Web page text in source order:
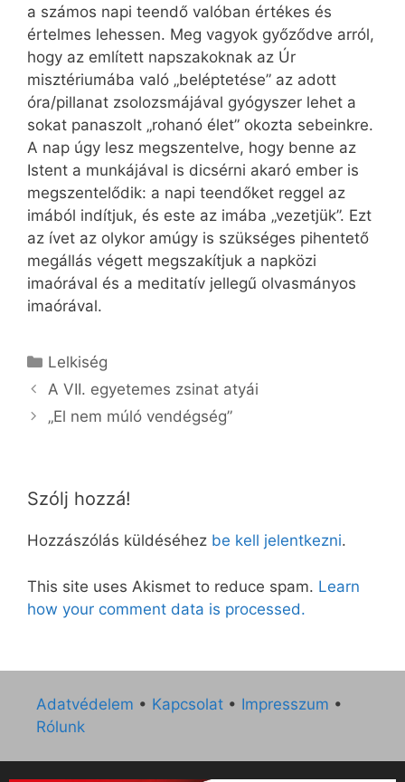
a számos napi teendő valóban értékes és
értelmes lehessen. Meg vagyok győződve arról,
hogy az említett napszakoknak az Úr
misztériumába való „beléptetése” az adott
óra/pillanat zsolozsmájával gyógyszer lehet a
sokat panaszolt „rohanó élet” okozta sebeinkre.
A nap úgy lesz megszentelve, hogy benne az
Istent a munkájával is dicsérni akaró ember is
megszentelődik: a napi teendőket reggel az
imából indítjuk, és este az imába „vezetjük”. Ezt
az ívet az olykor amúgy is szükséges pihentető
megállás végett megszakítjuk a napközi
imaórával és a meditatív jellegű olvasmányos
imaórával.
Kategória
Lelkiség
A VII. egyetemes zsinat atyái
„El nem múló vendégség”
Szólj hozzá!
Hozzászólás küldéséhez be kell jelentkezni.
This site uses Akismet to reduce spam. Learn
how your comment data is processed.
Adatvédelem • Kapcsolat • Impresszum •
Rólunk